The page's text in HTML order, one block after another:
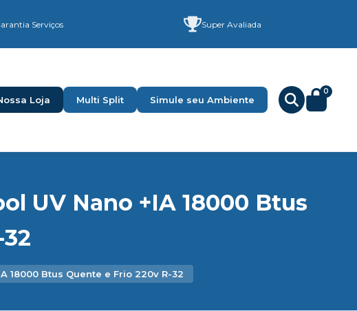
Serviços Super Avaliada
Loja Multi Split Simule seu Ambiente
0
UV Nano +IA 18000 Btus
18000 Btus Quente e Frio 220v R-32